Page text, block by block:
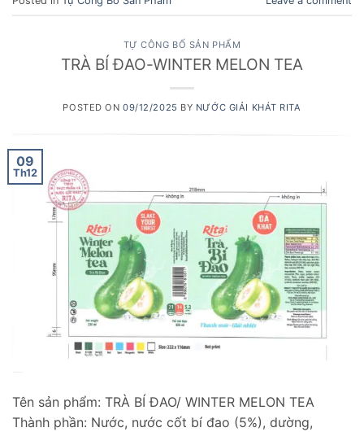
TỰ CÔNG BỐ SẢN PHẨM
TRÀ BÍ ĐAO-WINTER MELON TEA
POSTED ON09/12/2025 BY NƯỚC GIẢI KHÁT RITA
09
Th12
Tên sản phẩm: TRÀ BÍ ĐAO/ WINTER MELON TEA
Thành phần: Nước, nước cốt bí đao (5%), dường,